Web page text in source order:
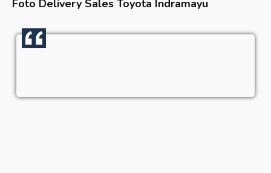
Foto Delivery Sales Toyota Indramayu